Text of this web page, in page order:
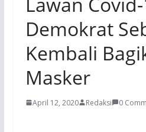
Demokrat
Kembali
Masker
April 12, 2020 Redaksi 0